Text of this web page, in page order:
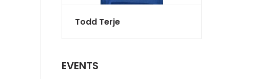
Todd Terje
EVENTS